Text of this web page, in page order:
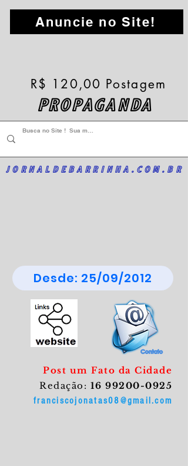
Anuncie no Site!
PROPAGANDA
R$ 120,00 Postagem
JORNALDEBARRINHA.COM.BR
Desde: 25/09/2012
Post um Fato da Cidade
Redação: 16 99200-0925
franciscojonatas08@gmail.com